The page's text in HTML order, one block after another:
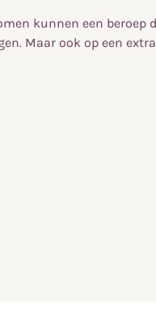
kunnen een beroep
Maar ook op een extra